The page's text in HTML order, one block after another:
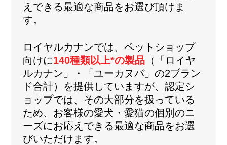
えできる最適な商品をお選び頂けま
す。
ロイヤルカナンでは、ペットショップ
向けに140種類以上*の製品（「ロイヤ
ルカナン」・「ユーカヌバ」の2ブラン
ド合計）を提供していますが、認定シ
ョップでは、その大部分を扱っている
ため、お客様の愛犬・愛猫の個別のニ
ーズにお応えできる最適な商品をお選
びいただけます。